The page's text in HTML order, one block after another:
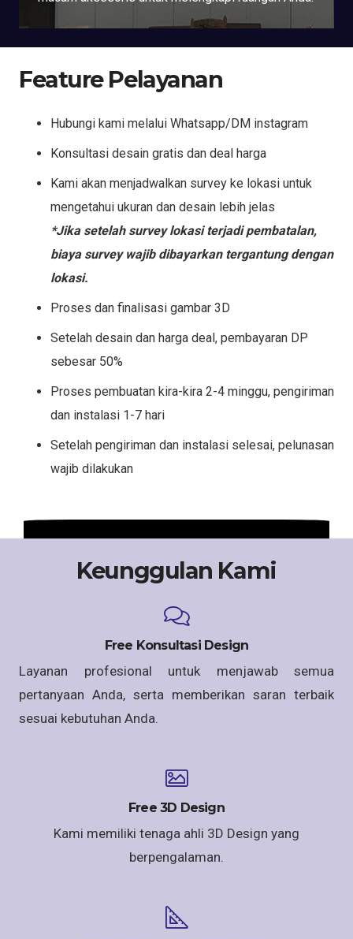
Feature Pelayanan
Hubungi kami melalui Whatsapp/DM instagram
Konsultasi desain gratis dan deal harga
Kami akan menjadwalkan survey ke lokasi untuk
mengetahui ukuran dan desain lebih jelas
*Jika setelah survey lokasi terjadi pembatalan,
biaya survey wajib dibayarkan tergantung dengan
lokasi.
Proses dan finalisasi gambar 3D
Setelah desain dan harga deal, pembayaran DP
sebesar 50%
Proses pembuatan kira-kira 2-4 minggu, pengiriman
dan instalasi 1-7 hari
Setelah pengiriman dan instalasi selesai, pelunasan
wajib dilakukan
Keunggulan Kami
Free Konsultasi Design
Layanan profesional untuk menjawab semua
pertanyaan Anda, serta memberikan saran terbaik
sesuai kebutuhan Anda.
Free 3D Design
Kami memiliki tenaga ahli 3D Design yang
berpengalaman.